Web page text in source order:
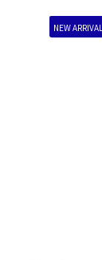
NEW ARRIVAL